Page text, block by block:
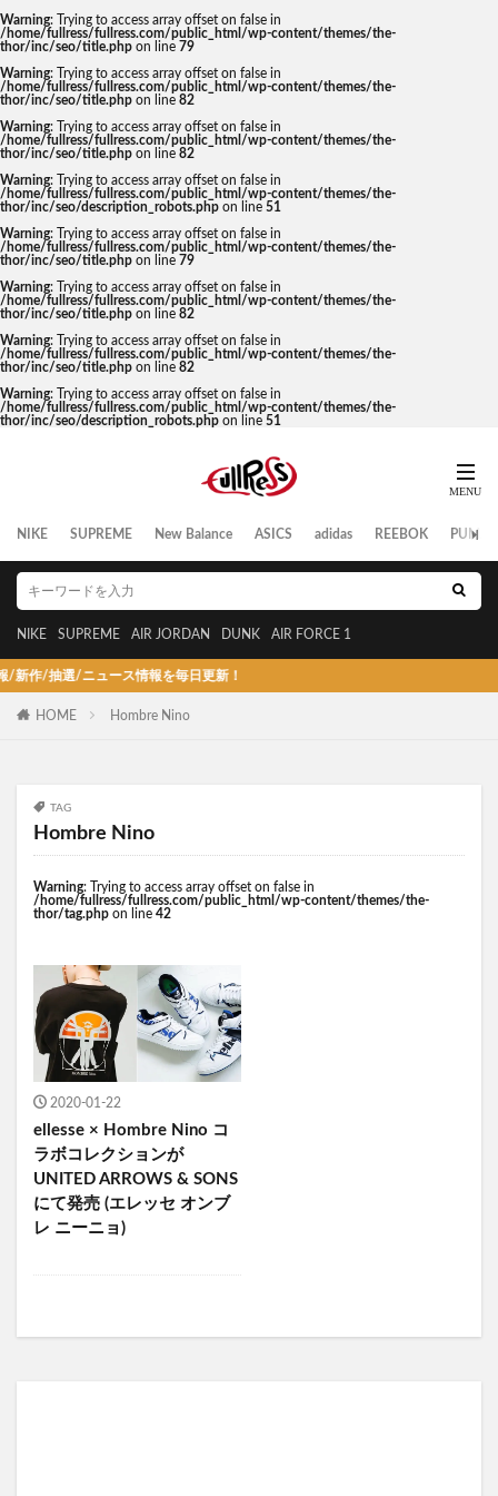
Warning: Trying to access array offset on false in
/home/fullress/fullress.com/public_html/wp-content/themes/the-
thor/inc/seo/title.php on line 79
Warning: Trying to access array offset on false in
/home/fullress/fullress.com/public_html/wp-content/themes/the-
thor/inc/seo/title.php on line 82
Warning: Trying to access array offset on false in
/home/fullress/fullress.com/public_html/wp-content/themes/the-
thor/inc/seo/title.php on line 82
Warning: Trying to access array offset on false in
/home/fullress/fullress.com/public_html/wp-content/themes/the-
thor/inc/seo/description_robots.php on line 51
Warning: Trying to access array offset on false in
/home/fullress/fullress.com/public_html/wp-content/themes/the-
thor/inc/seo/title.php on line 79
Warning: Trying to access array offset on false in
/home/fullress/fullress.com/public_html/wp-content/themes/the-
thor/inc/seo/title.php on line 82
Warning: Trying to access array offset on false in
/home/fullress/fullress.com/public_html/wp-content/themes/the-
thor/inc/seo/title.php on line 82
Warning: Trying to access array offset on false in
/home/fullress/fullress.com/public_html/wp-content/themes/the-
thor/inc/seo/description_robots.php on line 51
NIKE SUPREME New Balance ASICS adidas REEBOK PUMA
NIKE SUPREME AIR JORDAN DUNK AIR FORCE 1
/抽選/ニュース情報を毎日更新！
HOME Hombre Nino
TAG
Hombre Nino
Warning: Trying to access array offset on false in
/home/fullress/fullress.com/public_html/wp-content/themes/the-
thor/tag.php on line 42
2020-01-22
ellesse × Hombre Nino コ
ラボコレクションが
UNITED ARROWS & SONS
にて発売 (エレッセ オンブ
レ ニーニョ)